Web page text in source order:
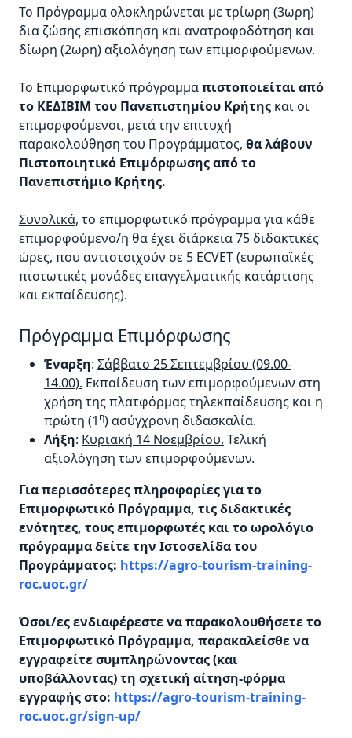
Το Πρόγραμμα ολοκληρώνεται με τρίωρη (3ωρη)
δια ζώσης επισκόπηση και ανατροφοδότηση και
δίωρη (2ωρη) αξιολόγηση των επιμορφούμενων.
Το Επιμορφωτικό πρόγραμμαπιστοποιείται από
το ΚΕΔΙΒΙΜ του Πανεπιστημίου Κρήτης και οι
επιμορφούμενοι, μετά την επιτυχή
παρακολούθηση του Προγράμματος, θα λάβουν
Πιστοποιητικό Επιμόρφωσης από το
Πανεπιστήμιο Κρήτης.
Συνολικά, το επιμορφωτικό πρόγραμμα για κάθε
επιμορφούμενο/η θα έχει διάρκεια75 διδακτικές
ώρες, που αντιστοιχούν σε 5 ECVET(ευρωπαϊκές
πιστωτικές μονάδες επαγγελματικής κατάρτισης
και εκπαίδευσης).
Πρόγραμμα Επιμόρφωσης
Έναρξη: Σάββατο 25 Σεπτεμβρίου (09.00-
14.00). Εκπαίδευση των επιμορφούμενων στη
χρήση της πλατφόρμας τηλεκπαίδευσης και η
πρώτη (1 η) ασύγχρονη διδασκαλία.
Λήξη: Κυριακή 14 Νοεμβρίου. Τελική
αξιολόγηση των επιμορφούμενων.
Για περισσότερες πληροφορίες για το
Επιμορφωτικό Πρόγραμμα, τις διδακτικές
ενότητες, τους επιμορφωτές και το ωρολόγιο
πρόγραμμα δείτε την Ιστοσελίδα του
Προγράμματος: https://agro-tourism-training-
roc.uoc.gr/
Όσοι/ες ενδιαφέρεστε να παρακολουθήσετε το
Επιμορφωτικό Πρόγραμμα, παρακαλείσθε να
εγγραφείτε συμπληρώνοντας (και
υποβάλλοντας) τη σχετική αίτηση-φόρμα
εγγραφής στο: https://agro-tourism-training-
roc.uoc.gr/sign-up/